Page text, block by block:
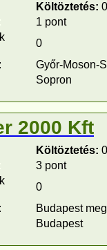
Költöztetés:
1 pont
0
Győr-Moson-
Sopron
2000 Kft
Költöztetés:
3 pont
0
Budapest
Budapest